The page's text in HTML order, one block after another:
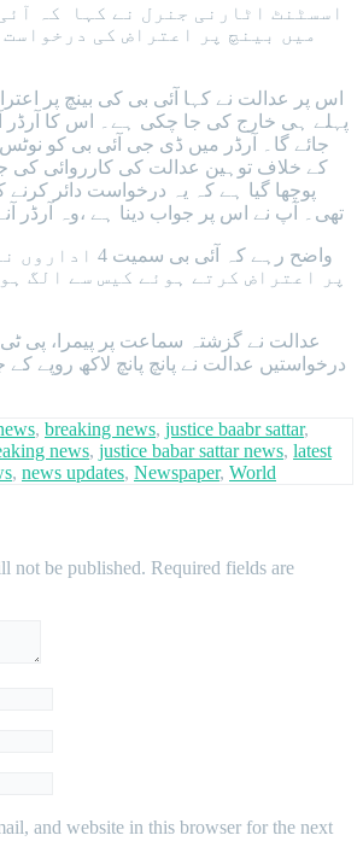
اسسٹنٹ اٹارنی جنرل نے کہا کہ
میں بینچ پر اعتراض کی
اس پر عدالت نے کہا آئی بی کی بینچ پر
پہلے ہی خارج کی جا چکی ہے۔ اس کا آرڈر
جائے گا۔ آرڈر میں ڈی جی آئی بی کو
کے خلاف توہین عدالت کی کارروائی کی
پوچھا گیا ہے کہ یہ درخواست دائر
تھی۔ آپ نے اس پر جواب دینا ہے ،وہ آرڈر
واضح رہے کہ آئی
پر اعتراض کرتے ہوئے کیس سے الگ
عدالت نے گزشتہ سماعت پر پیمرا، پی
درخواستیں عدالت نے پانچ پانچ لاکھ روپے
, breaking news, justice baabr sattar,
news, justice babar sattar news, latest
, news updates, Newspaper, World
not be published. Required fields are
and website in this browser for the next